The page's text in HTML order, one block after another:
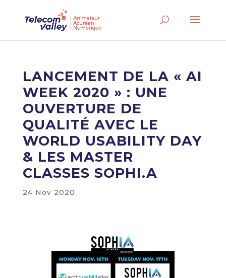
LANCEMENT DE LA « AI
WEEK 2020 » : UNE
OUVERTURE DE
QUALITÉ AVEC LE
WORLD USABILITY DAY
& LES MASTER
CLASSES SOPHI.A
24 Nov 2020